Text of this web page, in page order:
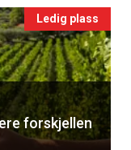
Ledig plass
forskjellen